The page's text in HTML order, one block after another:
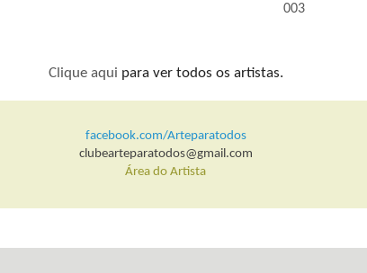
003
Clique aqui para ver todos os artistas.
facebook.com/Arteparatodos
clubearteparatodos@gmail.com
Área do Artista